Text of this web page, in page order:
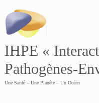
content
IHPE «
Pathogènes-
Une Santé – Une Planète – Un Océan